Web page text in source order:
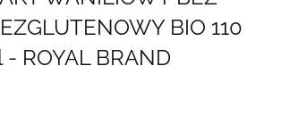
BIO 110
- ROYAL BRAND